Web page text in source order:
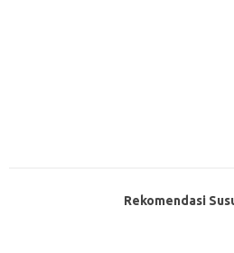
Rekomendasi